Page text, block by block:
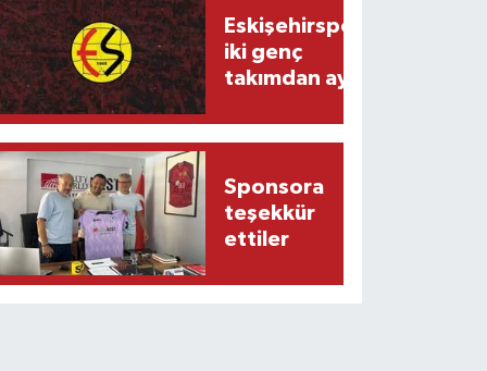
Eskişehirspor'da
iki genç
takımdan ayrıldı
Sponsora
teşekkür
ettiler